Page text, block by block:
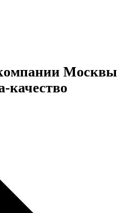
Москвы
качество